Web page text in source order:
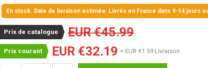
En stock. Date de livraison estimée: Livrés en France dans 9-14 jours
Prix de catalogue EUR €45.99
Prix courant EUR €32.19 + EUR €1.59 Livraison